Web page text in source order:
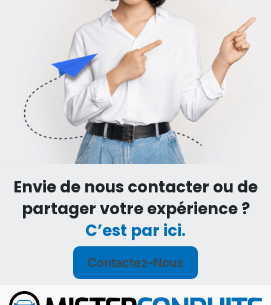
Envie de nous contacter ou de
partager votre expérience ?
C’est par ici.
Contactez-Nous